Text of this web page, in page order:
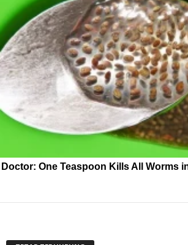
Doctor: One Teaspoon Kills All Worms